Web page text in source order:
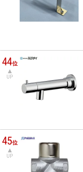
44位
UP
45位
UP